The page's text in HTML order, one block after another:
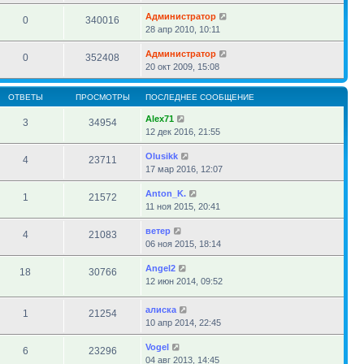
0 340016
Администратор
28 апр 2010, 10:11
0 352408
Администратор
20 окт 2009, 15:08
ОТВЕТЫ ПРОСМОТРЫ ПОСЛЕДНЕЕ СООБЩЕНИЕ
3 34954
Alex71
12 дек 2016, 21:55
4 23711
Olusikk
17 мар 2016, 12:07
1 21572
Anton_K.
11 ноя 2015, 20:41
4 21083
ветер
06 ноя 2015, 18:14
18 30766
Angel2
12 июн 2014, 09:52
1 21254
алиска
10 апр 2014, 22:45
6 23296
Vogel
04 авг 2013, 14:45